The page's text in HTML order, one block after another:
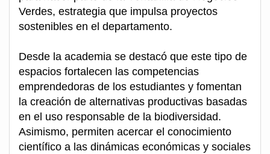
Verdes, estrategia que impulsa proyectos
sostenibles en el departamento.
Desde la academia se destacó que este tipo de
espacios fortalecen las competencias
emprendedoras de los estudiantes y fomentan
la creación de alternativas productivas basadas
en el uso responsable de la biodiversidad.
Asimismo, permiten acercar el conocimiento
científico a las dinámicas económicas y sociales